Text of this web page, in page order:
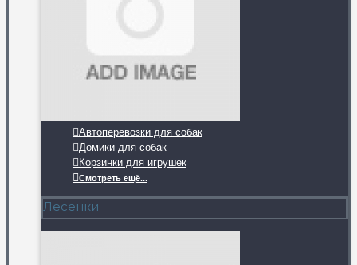
Автоперевозки для собак
Домики для собак
Корзинки для игрушек
Смотреть ещё...
Лесенки